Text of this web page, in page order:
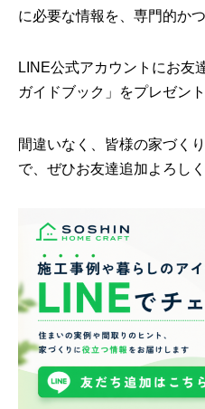
に必要な情報を、専門的か
LINE公式アカウントにお友
ガイドブック」をプレゼン
間違いなく、皆様の家づく
で、ぜひお友達追加よろし